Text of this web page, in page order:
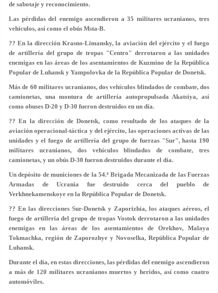
de sabotaje y reconocimiento.
Las pérdidas del enemigo ascendieron a 35 militares ucranianos, tres
vehículos, así como el obús Msta-B.
?? En la dirección Krasno-Limansky, la aviación del ejército y el fuego
de artillería del grupo de tropas "Centro" derrotaron a las unidades
enemigas en las áreas de los asentamientos de Kuzmino de la República
Popular de Luhansk y Yampolovka de la República Popular de Donetsk.
Más de 60 militares ucranianos, dos vehículos blindados de combate, dos
camionetas, una montura de artillería autopropulsada Akatsiya, así
como obuses D-20 y D-30 fueron destruidos en un día.
?? En la dirección de Donetsk, como resultado de los ataques de la
aviación operacional-táctica y del ejército, las operaciones activas de las
unidades y el fuego de artillería del grupo de fuerzas "Sur", hasta 190
militares ucranianos, dos vehículos blindados de combate, tres
camionetas, y un obús D-30 fueron destruidos durante el día.
Un depósito de municiones de la 54.ª Brigada Mecanizada de las Fuerzas
Armadas de Ucrania fue destruido cerca del pueblo de
Verkhnekamenskoye en la República Popular de Donetsk.
?? En las direcciones Sur-Donetsk y Zaporizhia, los ataques aéreos, el
fuego de artillería del grupo de tropas Vostok derrotaron a las unidades
enemigas en las áreas de los asentamientos de Orekhov, Malaya
Tokmachka, región de Zaporozhye y Novoselka, República Popular de
Luhansk.
Durante el día, en estas direcciones, las pérdidas del enemigo ascendieron
a más de 120 militares ucranianos muertos y heridos, así como cuatro
automóviles.